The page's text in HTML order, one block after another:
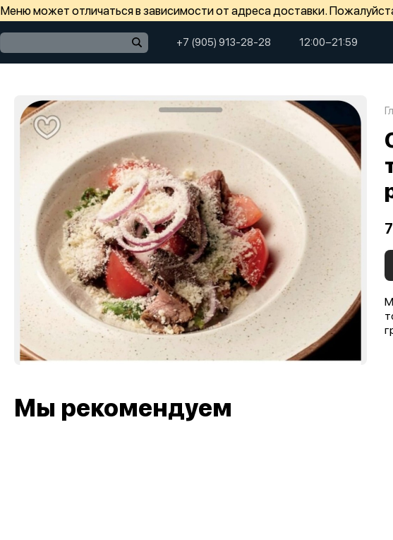
Меню может отличаться в зависимости от адреса доставки.
+7 (905) 913-28-28 12:00−21:59
Мы рекомендуем